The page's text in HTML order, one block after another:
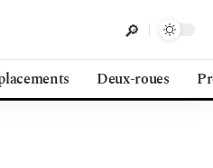
Deux-roues